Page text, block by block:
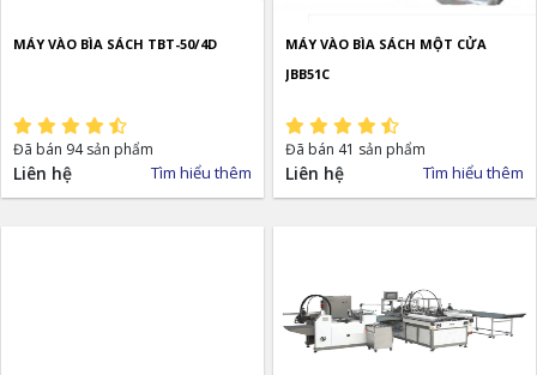
MÁY VÀO BÌA SÁCH TBT-50/4D
Đã bán 94 sản phẩm
Liên hệ Tìm hiểu thêm
MÁY VÀO BÌA SÁCH MỘT CỬA
JBB51C
Đã bán 41 sản phẩm
Liên hệ Tìm hiểu thêm